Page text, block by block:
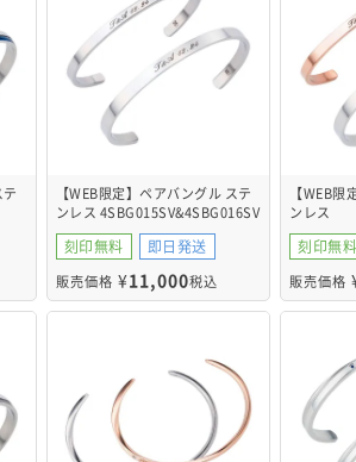
テ
【WEB限定】ペアバングル ステ
ンレス 4SBG015SV&4SBG016SV
刻印無料 即日発送
販売価格 ¥11,000税込
【WEB限
ンレス
刻印無料
販売価格